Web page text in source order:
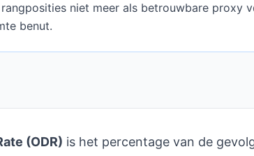
niet meer als betrouwbare proxy
benut.
(ODR) is het percentage van de